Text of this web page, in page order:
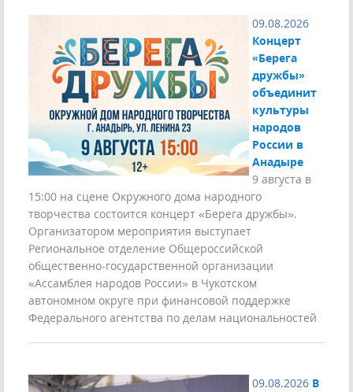
09.08.2026
Концерт
«Берега
дружбы»
объединит
культуры
народов
России в
Анадыре
9 августа в
15:00 на сцене Окружного дома народного
творчества состоится концерт «Берега дружбы».
Организатором мероприятия выступает
Региональное отделение Общероссийской
общественно-государственной организации
«Ассамблея народов России» в Чукотском
автономном округе при финансовой поддержке
Федерального агентства по делам национальностей
09.08.2026 В